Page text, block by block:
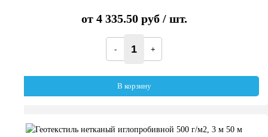
от 4 335.50 руб/ шт.
В корзину